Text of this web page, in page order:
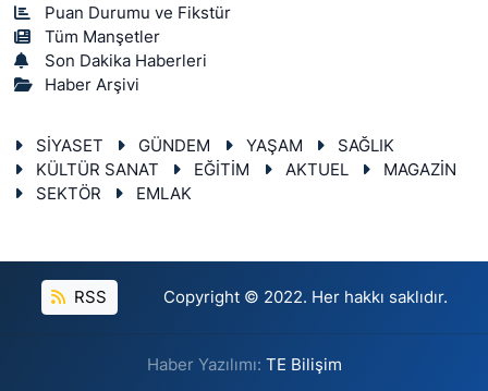
Puan Durumu ve Fikstür
Tüm Manşetler
Son Dakika Haberleri
Haber Arşivi
SİYASET GÜNDEM YAŞAM
SAĞLIK
KÜLTÜR SANAT
EĞİTİM AKTUEL
MAGAZİN
SEKTÖR
EMLAK
RSS Copyright © 2022. Her hakkı saklıdır.
Haber Yazılımı: TE Bilişim